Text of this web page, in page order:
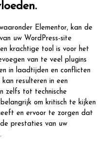
Elementor, kan de
uw WordPress-site
krachtige tool is voor het
van te veel plugins
in laadtijden en conflicten
kan resulteren in een
zelfs tot technische
om kritisch te kijken
en ervoor te zorgen dat
prestaties van uw